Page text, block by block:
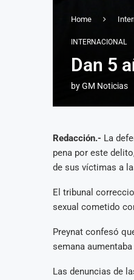
Home
INTERNACIONAL
Dan 5
byGM Noticias
Redacción.- La
pena por este
de sus víctimas a
El tribunal
sexual cometido
Preynat confesó
semana
Las denuncias de